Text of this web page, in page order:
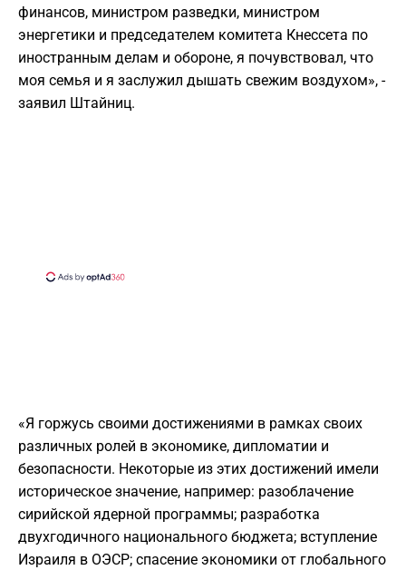
финансов, министром разведки, министром
энергетики и председателем комитета Кнессета по
иностранным делам и обороне, я почувствовал, что
моя семья и я заслужил дышать свежим воздухом», -
заявил Штайниц.
«Я горжусь своими достижениями в рамках своих
различных ролей в экономике, дипломатии и
безопасности. Некоторые из этих достижений имели
историческое значение, например: разоблачение
сирийской ядерной программы; разработка
двухгодичного национального бюджета; вступление
Израиля в ОЭСР; спасение экономики от глобального